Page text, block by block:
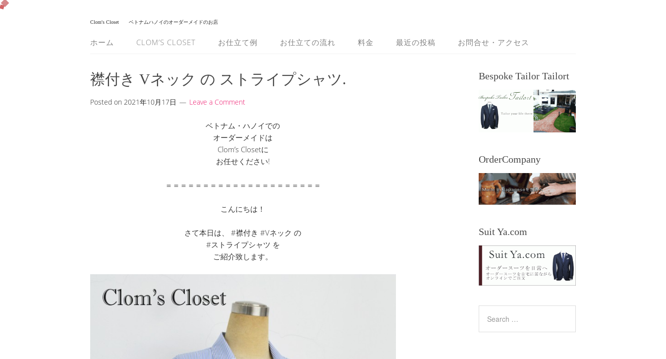
Clom's Closet ベトナムハノイのオーダーメイドのお店
ホーム CLOM’S CLOSET お仕立て例 お仕立ての流れ 料金 最近の投稿 お問合せ・アクセス
襟付き Vネック の ストライプシャツ.
Posted on 2021年10月17日 Leave a Comment
ベトナム・ハノイでの
オーダーメイドは
Clom’s Closetに
お任せください!
＝＝＝＝＝＝＝＝＝＝＝＝＝＝＝＝＝＝＝＝＝
こんにちは！
さて本日は、 #襟付き #Vネック の
#ストライプシャツ を
ご紹介致します。
Bespoke Tailor Tailort
OrderCompany
Suit Ya.com